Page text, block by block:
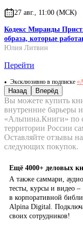
27 авг., 11:00 (МСК)
Кодекс Миранды
образа, которые
Юлия Литвин
Перейти
Эксклюзивно в подписке
Назад Вперёд
Вы можете купить
внутренние барьеры
«Альпина.Книги» по
территории России
Оставляйте отзывы
следующих покупок.
Ещё 4000+ деловых
А также саммари,
тесты, курсы и видео –
в корпоративной
Alpina Digital.
своих сотрудников!